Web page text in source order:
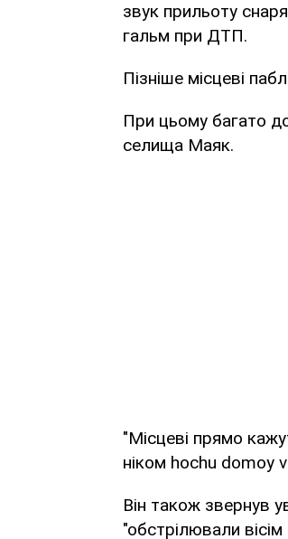
звук прильоту
гальм при ДТП.
Пізніше місцеві
При цьому багато
селища Маяк.
"Місцеві прямо
ніком hochu domoy
Він також звернув
"обстрілювали вісім